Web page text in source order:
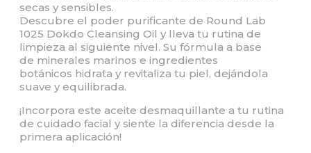
secas y sensibles.
Descubre el poder purificante de Round Lab
1025 Dokdo Cleansing Oil y lleva tu rutina de
limpieza al siguiente nivel. Su fórmula a base
de minerales marinos e ingredientes
botánicos hidrata y revitaliza tu piel, dejándola
suave y equilibrada.
¡Incorpora este aceite desmaquillante a tu rutina
de cuidado facial y siente la diferencia desde la
primera aplicación!